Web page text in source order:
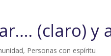
(claro) y
, Personas con espíritu